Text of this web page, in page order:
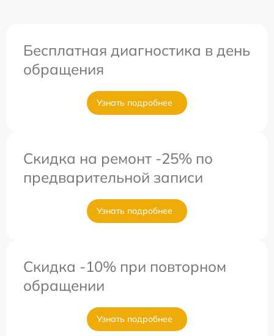
Бесплатная диагностика в день
обращения
Узнать подробнее
Скидка на ремонт -25% по
предварительной записи
Узнать подробнее
Скидка -10% при повторном
обращении
Узнать подробнее